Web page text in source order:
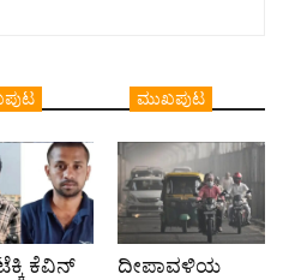
ಕೆವಿನ್
ಮುಖಪುಟ
ದೀಪಾವಳಿಯ